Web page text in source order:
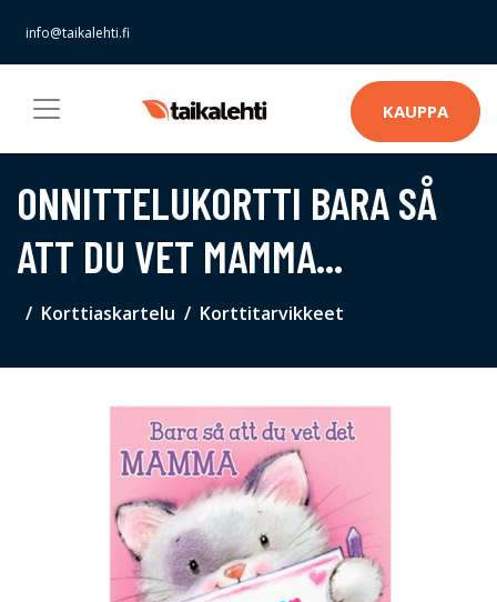
info@taikalehti.fi
KAUPPA
ONNITTELUKORTTI BARA SÅ
ATT DU VET MAMMA...
Korttiaskartelu Korttitarvikkeet